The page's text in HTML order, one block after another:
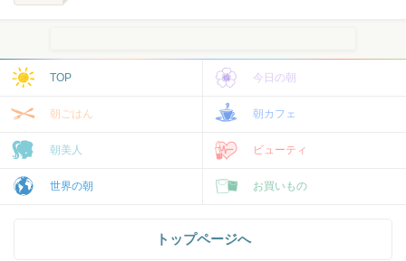
TOP 今日の朝
朝ごはん 朝カフェ
朝美人 ビューティ
世界の朝 お買いもの
トップページへ